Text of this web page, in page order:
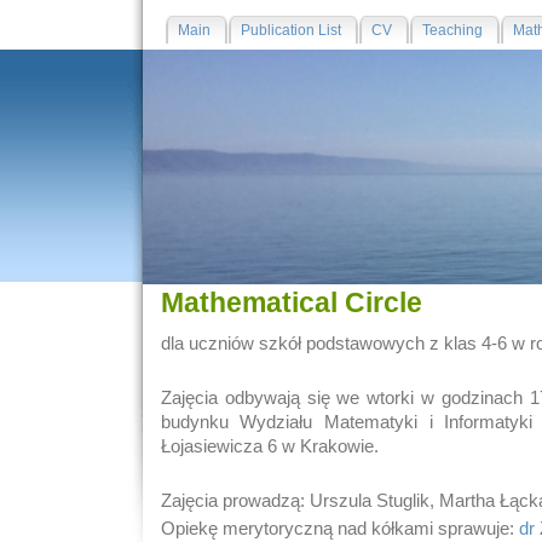
Main Publication List CV Teaching
Mathematical Circle
dla uczniów szkół podstawowych z klas 4-6 w
Zajęcia odbywają się we wtorki w godzinach
budynku Wydziału Matematyki i
Łojasiewicza 6 w Krakowie.
Zajęcia prowadzą: Urszula Stuglik, Martha
Opiekę merytoryczną nad kółkami sprawuje: dr